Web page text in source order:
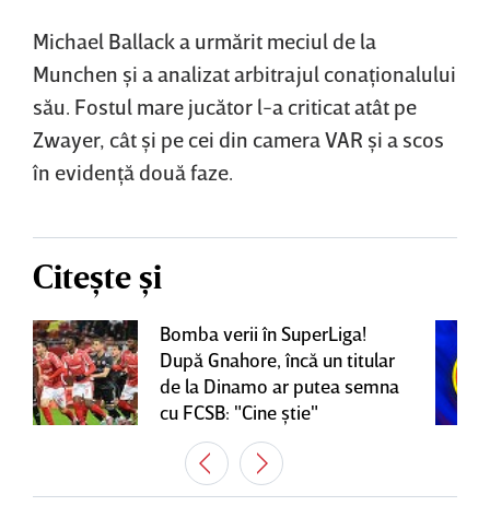
Michael Ballack a urmărit meciul de la
Munchen şi a analizat arbitrajul conaţionalului
său. Fostul mare jucător l-a criticat atât pe
Zwayer, cât şi pe cei din camera VAR şi a scos
în evidenţă două faze.
Citește și
Bomba verii în SuperLiga!
După Gnahore, încă un titular
de la Dinamo ar putea semna
cu FCSB: "Cine ştie"